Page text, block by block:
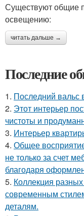
Существуют общие
освещению:
читать дальше →
Последние
1. Последний вальс
2. Этот интерьер
чистоты и
3. Интерьер
4. Общее
не только за счет
благодаря
5. Коллекция
современным
деталям.